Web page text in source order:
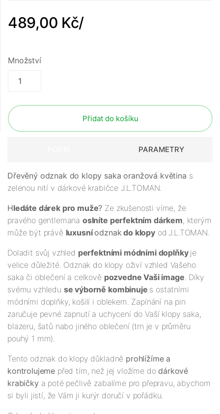
489,00 Kč/
Množství
Přidat do košíku
PARAMETRY
Dřevěný odznak do klopy saka oranžová květina s
zelenou nití v dárkové krabičce J.L.TOMAN.
Hledáte dárek pro muže? Ze zkušenosti víme, že
pravého gentlemana oslníte perfektním dárkem, kterým
může být právě luxusníodznak do klopyod J.L.TOMAN.
Doladit svůj vzhled perfektními módními doplňky je
velice důležité. Odznak do klopy oživí vzhled Vašeho
saka či oblečení a celkově pozvedne Vaši image . Díky
svému vzhledu se výborně kombinuje s ostatními
módními doplňky, košilí i oblekem. Zapínání na pin
zaručuje pevné zapnutí a uchycení do Vaší klopy saka,
blazeru, šatů nabo jiného oblečení (trn je v průměru
pouhý 1 mm).
Tento odznak do klopy důkladně prohlížíme a
kontrolujeme před tím, než jej vložíme do dárkové
krabičkya poté pečlivě zabalíme pro přepravu, abychom
si byli jistí, že Vám ji kurýr doručí v pořádku.